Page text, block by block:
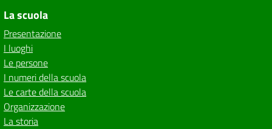
La scuola
Presentazione
I luoghi
Le persone
I numeri della scuola
Le carte della scuola
Organizzazione
La storia